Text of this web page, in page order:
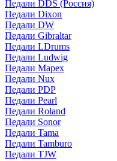
Педали DDS (Россия)
Педали Dixon
Педали DW
Педали Gibraltar
Педали LDrums
Педали Ludwig
Педали Mapex
Педали Nux
Педали PDP
Педали Pearl
Педали Roland
Педали Sonor
Педали Tama
Педали Tamburo
Педали TJW